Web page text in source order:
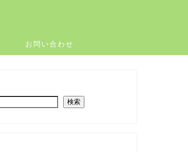
お問い合わせ
検索